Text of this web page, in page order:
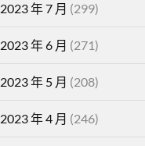
2023 年 7 月 (299)
2023 年 6 月 (271)
2023 年 5 月 (208)
2023 年 4 月 (246)